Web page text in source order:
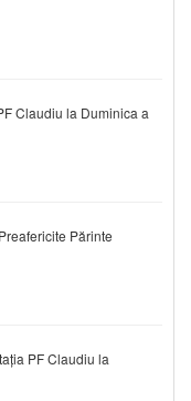
Claudiu la Duminica a
Părinte
PF Claudiu la